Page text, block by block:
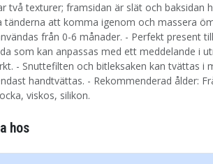
två texturer; framsidan är slät och baksidan
tänderna att komma igenom och massera
från 0-6 månader. - Perfekt present
som kan anpassas med ett meddelande i
- Snuttefilten och bitleksaken kan tvättas i
handtvättas. - Rekommenderad ålder:
viskos, silikon.
hos